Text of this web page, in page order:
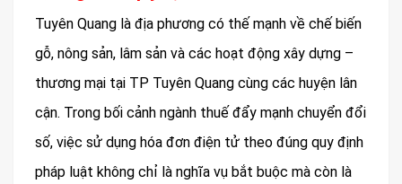
Tuyên Quang là địa phương có thế mạnh về chế biến
gỗ, nông sản, lâm sản và các hoạt động xây dựng –
thương mại tại TP Tuyên Quang cùng các huyện lân
cận. Trong bối cảnh ngành thuế đẩy mạnh chuyển đổi
số, việc sử dụng hóa đơn điện tử theo đúng quy định
pháp luật không chỉ là nghĩa vụ bắt buộc mà còn là